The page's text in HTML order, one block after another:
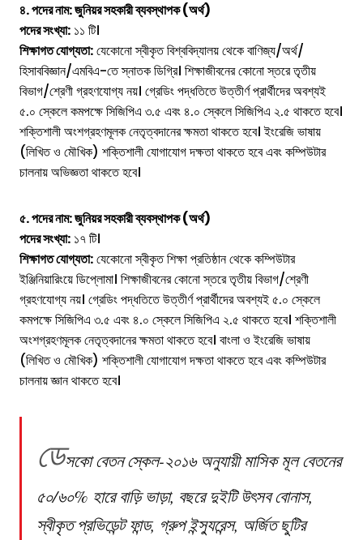
৪. পদের নাম: জুনিয়র সহকারী ব্যবস্থাপক (অর্থ)
পদের সংখ্যা: ১১ টি।
শিক্ষাগত যোগ্যতা:যেকোনো স্বীকৃত বিশ্ববিদ্যালয় থেকে বাণিজ্য/অর্থ/
হিসাববিজ্ঞান/এমবিএ-তে স্নাতক ডিগ্রি। শিক্ষাজীবনের কোনো স্তরে তৃতীয়
বিভাগ/শ্রেণী গ্রহণযোগ্য নয়। গ্রেডিং পদ্ধতিতে উত্তীর্ণ প্রার্থীদের অবশ্যই
৫.০ স্কেলে কমপক্ষে সিজিপিএ ৩.৫ এবং ৪.০ স্কেলে সিজিপিএ ২.৫ থাকতে হবে।
শক্তিশালী অংশগ্রহণমূলক নেতৃত্বদানের ক্ষমতা থাকতে হবে। ইংরেজি ভাষায়
(লিখিত ও মৌখিক) শক্তিশালী যোগাযোগ দক্ষতা থাকতে হবে এবং কম্পিউটার
চালনায় অভিজ্ঞতা থাকতে হবে।
৫. পদের নাম: জুনিয়র সহকারী ব্যবস্থাপক (অর্থ)
পদের সংখ্যা: ১৭ টি।
শিক্ষাগত যোগ্যতা:যেকোনো স্বীকৃত শিক্ষা প্রতিষ্ঠান থেকে কম্পিউটার
ইঞ্জিনিয়ারিংয়ে ডিপ্লোমা। শিক্ষাজীবনের কোনো স্তরে তৃতীয় বিভাগ/শ্রেণী
গ্রহণযোগ্য নয়। গ্রেডিং পদ্ধতিতে উত্তীর্ণ প্রার্থীদের অবশ্যই ৫.০ স্কেলে
কমপক্ষে সিজিপিএ ৩.৫ এবং ৪.০ স্কেলে সিজিপিএ ২.৫ থাকতে হবে। শক্তিশালী
অংশগ্রহণমূলক নেতৃত্বদানের ক্ষমতা থাকতে হবে। বাংলা ও ইংরেজি ভাষায়
(লিখিত ও মৌখিক) শক্তিশালী যোগাযোগ দক্ষতা থাকতে হবে এবং কম্পিউটার
চালনায় জ্ঞান থাকতে হবে।
ডেসকো বেতন স্কেল-২০১৬ অনুযায়ী মাসিক মূল বেতনের
৫০/৬০% হারে বাড়ি ভাড়া, বছরে দুইটি উৎসব বোনাস,
স্বীকৃত প্রভিডেন্ট ফান্ড, গ্রুপ ইন্স্যুরেন্স, অর্জিত ছুটির